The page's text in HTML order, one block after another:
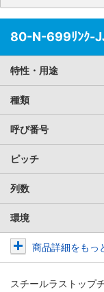
80-N-699ﾘﾝｸ-
特性・用途
種類
呼び番号
ピッチ
列数
環境
商品詳細をもっ
スチールラストップ